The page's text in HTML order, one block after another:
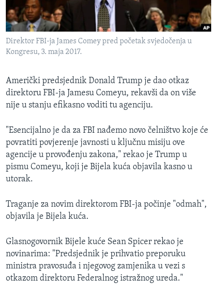
MAGAZIN
O GLASU AMERIKE
Learning English
PRATITE NAS
Direktor FBI-ja James Comey pred početak svjedočenja u
Kongresu, 3. maja 2017.
Američki predsjednik Donald Trump je dao otkaz
direktoru FBI-ja Jamesu Comeyu, rekavši da on više
nije u stanju efikasno voditi tu agenciju.
"Esencijalno je da za FBI nađemo novo čelništvo koje će
povratiti povjerenje javnosti u ključnu misiju ove
agencije u provođenju zakona," rekao je Trump u
pismu Comeyu, koji je Bijela kuća objavila kasno u
utorak.
Traganje za novim direktorom FBI-ja počinje "odmah",
objavila je Bijela kuća.
Glasnogovornik Bijele kuće Sean Spicer rekao je
novinarima: "Predsjednik je prihvatio preporuku
ministra pravosuđa i njegovog zamjenika u vezi s
otkazom direktoru Federalnog istražnog ureda."